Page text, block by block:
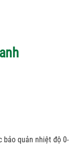
bảo quản nhiệt độ 0-